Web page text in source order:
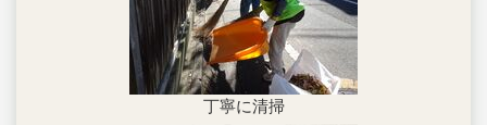
丁寧に清掃